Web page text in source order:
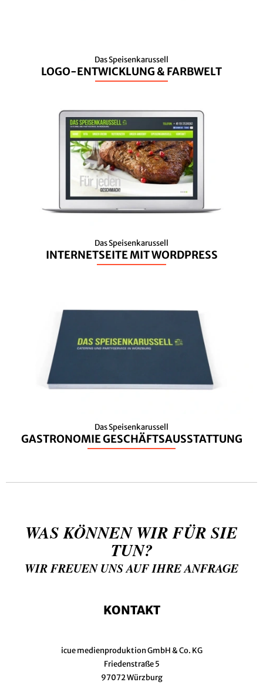
Das Speisenkarussell
LOGO-ENTWICKLUNG & FARBWELT
Das Speisenkarussell
INTERNETSEITE MIT WORDPRESS
Das Speisenkarussell
GASTRONOMIE GESCHÄFTSAUSSTATTUNG
WAS KÖNNEN WIR FÜR SIE
TUN?
WIR FREUEN UNS AUF IHRE ANFRAGE
KONTAKT
icue medienproduktion GmbH & Co. KG
Friedenstraße 5
97072 Würzburg